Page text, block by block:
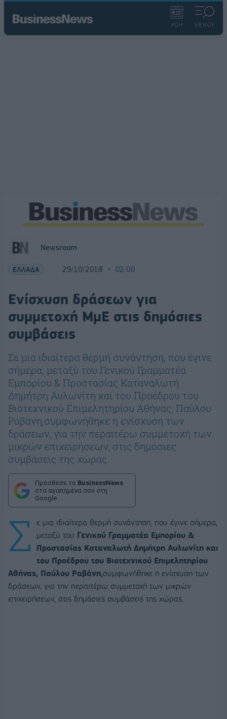
ΡΟΗ ΜΕΝΟΥ
Newsroom
ΕΛΛΑΔΑ 29/10/2018 02:00
Ενίσχυση δράσεων για
συμμετοχή ΜμΕ στις δημόσιες
συμβάσεις
Σε μια ιδιαίτερα θερμή συνάντηση, που έγινε
σήμερα, μεταξύ του Γενικού Γραμματέα
Εμπορίου & Προστασίας Καταναλωτή
Δημήτρη Αυλωνίτη και του Προέδρου του
Βιοτεχνικού Επιμελητηρίου Αθήνας, Παύλου
Ραβάνη,συμφωνήθηκε η ενίσχυση των
δράσεων, για την περαιτέρω συμμετοχή των
μικρών επιχειρήσεων, στις δημόσιες
συμβάσεις της χώρας.
Πρόσθεσε το BusinessNews
στα αγαπημένα σου στη
Google
Σ
ε μια ιδιαίτερα θερμή συνάντηση, που έγινε σήμερα,
μεταξύ του Γενικού Γραμματέα Εμπορίου &
Προστασίας Καταναλωτή Δημήτρη Αυλωνίτη και
του Προέδρου του Βιοτεχνικού Επιμελητηρίου
Αθήνας, Παύλου Ραβάνη,συμφωνήθηκε η ενίσχυση των
δράσεων, για την περαιτέρω συμμετοχή των μικρών
επιχειρήσεων, στις δημόσιες συμβάσεις της χώρας.